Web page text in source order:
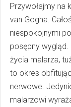
Przywołajmy na
van Gogha.
niespokojnymi
posępny
życia malarza,
to okres
nerwowe.
malarzowi